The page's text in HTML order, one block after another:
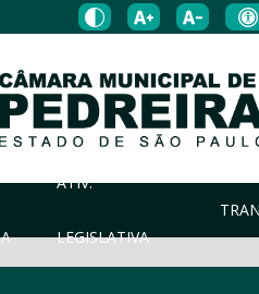
ATIV.
LEGISLATIVA